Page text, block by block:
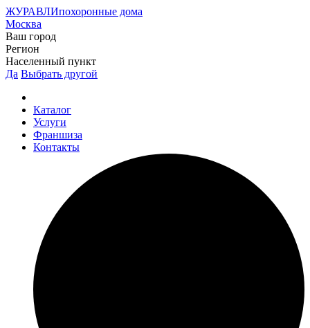
ЖУРАВЛИпохоронные дома
Москва
Ваш город
Регион
Населенный пункт
Да Выбрать другой
Каталог
Услуги
Франшиза
Контакты